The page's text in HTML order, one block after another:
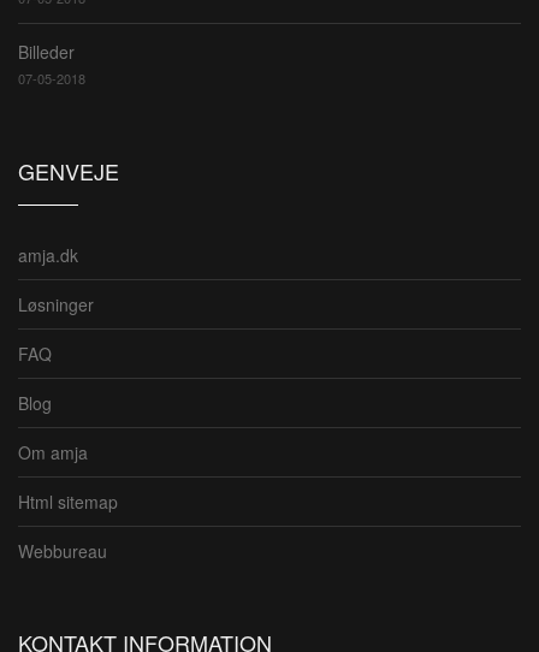
Billeder
07-05-2018
GENVEJE
amja.dk
Løsninger
FAQ
Blog
Om amja
Html sitemap
Webbureau
KONTAKT INFORMATION